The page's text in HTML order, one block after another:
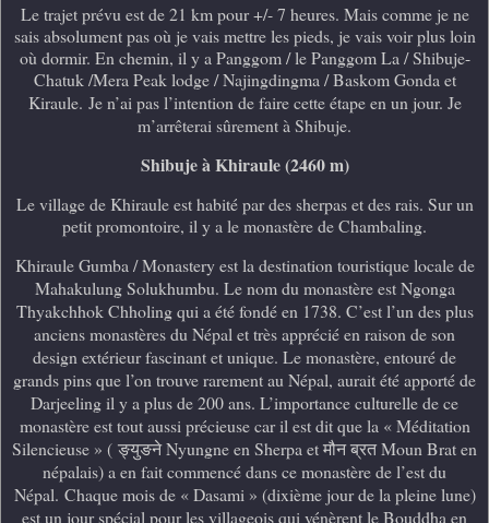
Le trajet prévu est de 21 km pour +/- 7 heures. Mais comme je ne
sais absolument pas où je vais mettre les pieds, je vais voir plus loin
où dormir. En chemin, il y a Panggom / le Panggom La / Shibuje-
Chatuk /Mera Peak lodge / Najingdingma / Baskom Gonda et
Kiraule. Je n’ai pas l’intention de faire cette étape en un jour. Je
m’arrêterai sûrement à Shibuje.
Shibuje à Khiraule (2460 m)
Le village de Khiraule est habité par des sherpas et des rais. Sur un
petit promontoire, il y a le monastère de Chambaling.
Khiraule Gumba / Monastery est la destination touristique locale de
Mahakulung Solukhumbu. Le nom du monastère est Ngonga
Thyakchhok Chholing qui a été fondé en 1738. C’est l’un des plus
anciens monastères du Népal et très apprécié en raison de son
design extérieur fascinant et unique. Le monastère, entouré de
grands pins que l’on trouve rarement au Népal, aurait été apporté de
Darjeeling il y a plus de 200 ans. L’importance culturelle de ce
monastère est tout aussi précieuse car il est dit que la « Méditation
Silencieuse » ( ङ्युङनेNyungne en Sherpa etमौनब्रतMoun Brat en
népalais) a en fait commencé dans ce monastère de l’est du
Népal. Chaque mois de « Dasami » (dixième jour de la pleine lune)
est un jour spécial pour les villageois qui vénèrent le Bouddha en